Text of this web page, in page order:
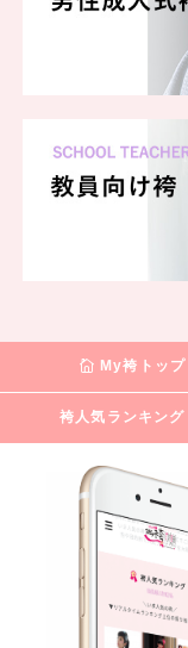
My袴トップ
袴人気ランキング